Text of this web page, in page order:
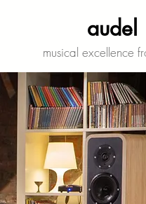
audel
musical excellence